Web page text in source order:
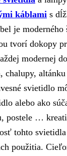
káblami s
je moderného
tvorí dokopy
modernej
chalupy,
svietidlo
alebo ako
postele …
tohto
použitia.